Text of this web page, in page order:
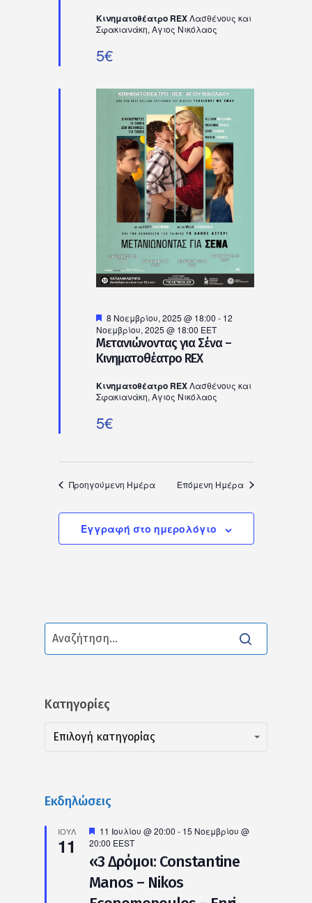
Κινηματοθέατρο REXΛασθένους και
Σφακιανάκη, Αγιος Νικόλαος
5€
Μετανιώνοντας για Σένα –
Κινηματοθέατρο REX
Προτεινόμενο
8 Νοεμβρίου, 2025 @ 18:00 - 12
Νοεμβρίου, 2025 @ 18:00 EET
Κινηματοθέατρο REXΛασθένους και
Σφακιανάκη, Αγιος Νικόλαος
5€
Προηγούμενη Ημέρα Επόμενη Ημέρα
Εγγραφή στο ημερολόγιο
Kατηγορίες
Kατηγορίες
Επιλογή κατηγορίας
Kατηγορίες
Εκδηλώσεις
ΙΟΎΛ
11
Προτεινόμενο
11 Ιουλίου @ 20:00 - 15 Νοεμβρίου @
20:00 EEST
«3 Δρόμοι: Constantine
Manos – Nikos